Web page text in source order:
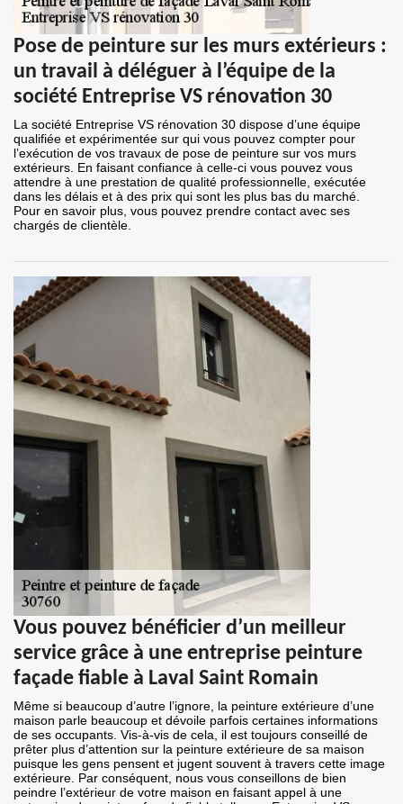
Pose de peinture sur les murs extérieurs :
un travail à déléguer à l’équipe de la
société Entreprise VS rénovation 30
La société Entreprise VS rénovation 30 dispose d’une équipe
qualifiée et expérimentée sur qui vous pouvez compter pour
l’exécution de vos travaux de pose de peinture sur vos murs
extérieurs. En faisant confiance à celle-ci vous pouvez vous
attendre à une prestation de qualité professionnelle, exécutée
dans les délais et à des prix qui sont les plus bas du marché.
Pour en savoir plus, vous pouvez prendre contact avec ses
chargés de clientèle.
Vous pouvez bénéficier d’un meilleur
service grâce à une entreprise peinture
façade fiable à Laval Saint Romain
Même si beaucoup d’autre l’ignore, la peinture extérieure d’une
maison parle beaucoup et dévoile parfois certaines informations
de ses occupants. Vis-à-vis de cela, il est toujours conseillé de
prêter plus d’attention sur la peinture extérieure de sa maison
puisque les gens pensent et jugent souvent à travers cette image
extérieure. Par conséquent, nous vous conseillons de bien
peindre l’extérieur de votre maison en faisant appel à une